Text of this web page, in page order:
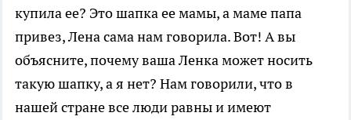
купила ее? Это шапка ее мамы, а маме папа
привез, Лена сама нам говорила. Вот! А вы
объясните, почему ваша Ленка может носить
такую шапку, а я нет? Нам говорили, что в
нашей стране все люди равны и имеют